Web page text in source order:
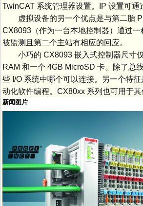
TwinCAT 系统管理器设置。IP 设置可
虚拟设备的另一个优点是与第二胎
CX8093（作为一台本地控制器）通过
被监测且第二个主站有相应的回应。
小巧的 CX8093 嵌入式控制器尺寸仅
RAM 和一个 4GB MicroSD 卡。除了总
些 I/O 系统中哪个可以连接。另一个特
动化软件编程。CX80xx 系列也可用
新闻图片